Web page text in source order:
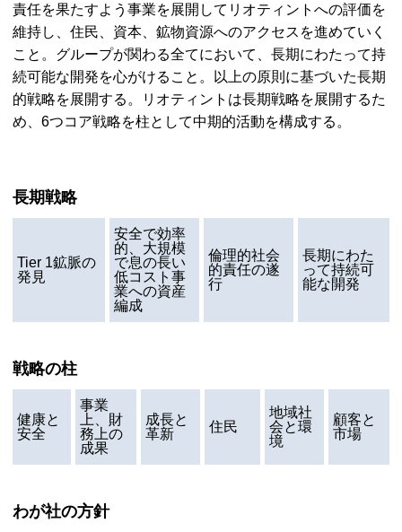
責任を果たすよう事業を展開してリオティントへの評価を
維持し、住民、資本、鉱物資源へのアクセスを進めていく
こと。グループが関わる全てにおいて、長期にわたって持
続可能な開発を心がけること。以上の原則に基づいた長期
的戦略を展開する。リオティントは長期戦略を展開するた
め、6つコア戦略を柱として中期的活動を構成する。
長期戦略
Tier 1鉱脈の
発見
安全で効率
的、大規模
で息の長い
低コスト事
業への資産
編成
倫理的社会
的責任の遂
行
長期にわた
って持続可
能な開発
戦略の柱
健康と
安全
事業
上、財
務上の
成果
成長と
革新
住民
地域社
会と環
境
顧客と
市場
わが社の方針